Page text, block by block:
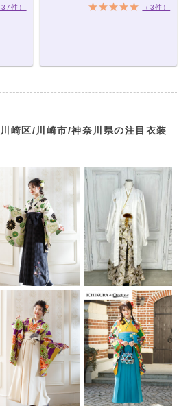
37件）
（3件）
崎区/川崎市/神奈川県の注目衣装